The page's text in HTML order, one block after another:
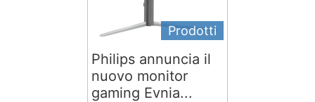
Prodotti
Philips annuncia il
nuovo monitor
gaming Evnia...